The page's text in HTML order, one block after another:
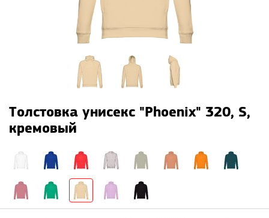
Толстовка унисекс "Phoenix" 320, S,
кремовый